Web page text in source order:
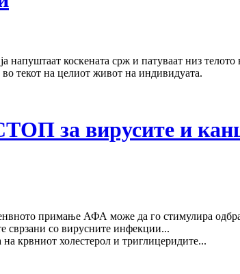
напуштаат коскената срж и патуваат низ
текот на целиот живот на индивидуата.
за вирусите и
примање АФА може да го стимулира
сврзани со вирусните инфекции...
крвниот холестерол и триглицеридите...